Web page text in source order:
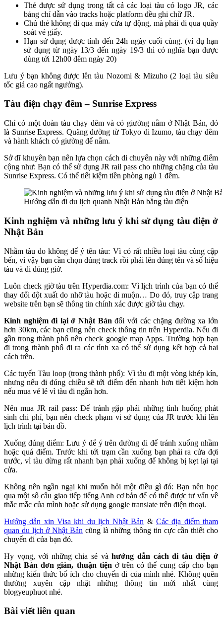
Thẻ được sử dụng trong tất cả các loại tàu có logo JR, các
bảng chỉ dẫn vào tracks hoặc platform đều ghi chữ JR.
Chủ thẻ không đi qua máy cửa tự động, mà phải đi qua quầy
soát vé giấy.
Hạn sử dụng được tính đến 24h ngày cuối cùng. (ví dụ hạn
sử dụng từ ngày 13/3 đến ngày 19/3 thì có nghĩa bạn được
dùng tới 12h00 đêm ngày 20)
Lưu ý bạn không được lên tàu Nozomi & Mizuho (2 loại tàu siêu
tốc giá cao ngất ngưởng).
Tàu điện chạy đêm – Sunrise Express
Chỉ có một đoàn tàu chạy đêm và có giường nằm ở Nhật Bản, đó
là Sunrise Express. Quãng đường từ Tokyo đi Izumo, tàu chạy đêm
và hành khách có giường để nằm.
Sở dĩ khuyên bạn nên lựa chọn cách di chuyển này với những điểm
cộng như: Bạn có thể sử dụng JR rail pass cho những chặng của tàu
Sunrise Express. Có thể tiết kiệm tiền phòng ngủ 1 đêm.
Hướng dẫn đi du lịch quanh Nhật Bản bằng tàu điện
Kinh nghiệm và những lưu ý khi sử dụng tàu điện ở
Nhật Bản
Nhầm tàu do không để ý tên tàu: Vì có rất nhiều loại tàu cùng cập
bến, vì vậy bạn cần chọn đúng track rồi phải lên đúng tên và số hiệu
tàu và đi đúng giờ.
Luôn check giờ tàu trên Hyperdia.com: Vì lịch trình của bạn có thể
thay đổi đột xuất do nhỡ tàu hoặc đi muộn… Do đó, truy cập trang
website trên bạn sẽ thông tin chính xác được giờ tàu chạy.
Kinh nghiệm đi lại ở Nhật Bản đối với các chặng đường xa lớn
hơn 30km, các bạn cũng nên check thông tin trên Hyperdia. Nếu đi
gần trong thành phố nên check google map Apps. Trường hợp bạn
đi trong thành phố đi ra các tỉnh xa có thể sử dụng kết hợp cả hai
cách trên.
Các tuyến Tàu loop (trong thành phố): Vì tàu đi một vòng khép kín,
nhưng nếu đi đúng chiều sẽ tới điểm đến nhanh hơn tiết kiệm hơn
nếu mua vé lẻ vì tàu đi ngắn hơn.
Nên mua JR rail pass: Để tránh gặp phải những tình huống phát
sinh chi phí, bạn nên check phạm vi sử dụng của JR trước khi lên
lịch trình tại bản đồ.
Xuống đúng điểm: Lưu ý để ý trên đường đi để tránh xuống nhầm
hoặc quá điểm. Trước khi tới trạm cần xuống bạn phải ra cửa đợi
trước, vì tàu dừng rất nhanh bạn phải xuống để không bị kẹt lại tại
cửa.
Không nên ngần ngại khi muốn hỏi một điều gì đó: Bạn nên học
qua một số câu giao tiếp tiếng Anh cơ bản để có thể được tư vấn về
thắc mắc của mình hoặc sử dụng google translate trên điện thoại.
Hướng dẫn xin Visa khi du lịch Nhật Bản &Các địa điểm tham
quan du lịch ở Nhật Bản cũng là những thông tin cực cần thiết cho
chuyến đi của bạn đó.
Hy vọng, với những chia sẻ vàhướng dẫn cách đi tàu điện ở
Nhật Bản đơn giản, thuận tiện ở trên có thể cung cấp cho bạn
những kiến thức bổ ích cho chuyến đi của mình nhé. Không quên
thường xuyên cập nhật những thông tin mới nhất cùng
blogyeuphuot nhé.
Bài viết liên quan